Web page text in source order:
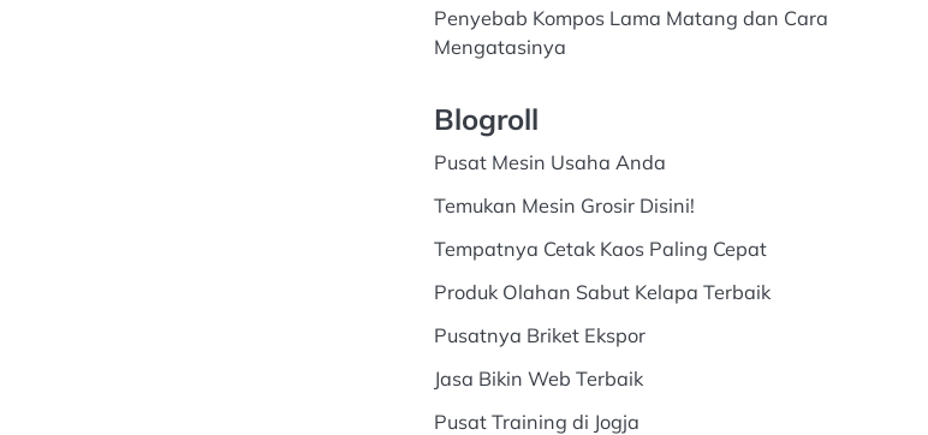
Penyebab Kompos Lama Matang dan Cara
Mengatasinya
Blogroll
Pusat Mesin Usaha Anda
Temukan Mesin Grosir Disini!
Tempatnya Cetak Kaos Paling Cepat
Produk Olahan Sabut Kelapa Terbaik
Pusatnya Briket Ekspor
Jasa Bikin Web Terbaik
Pusat Training di Jogja